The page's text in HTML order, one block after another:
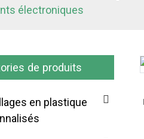
électroniques
de produits
en plastique
Loading...
Loading...